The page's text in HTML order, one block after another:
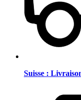
Suisse :